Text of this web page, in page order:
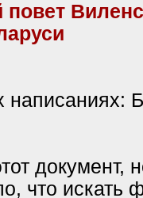
повет
документ,
что искать